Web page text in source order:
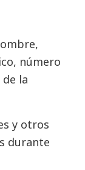
número
la
y otros
durante